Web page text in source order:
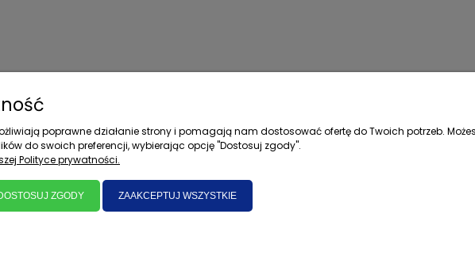
poprawne działanie strony i pomagają nam dostosować ofertę do Twoich potrzeb.
do swoich preferencji, wybierając opcję "Dostosuj zgody".
Polityce prywatności.
ZGODY ZAAKCEPTUJ WSZYSTKIE